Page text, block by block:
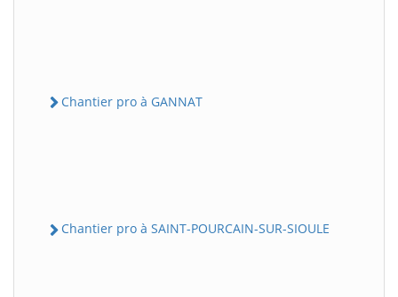
Chantier pro à GANNAT
Chantier pro à SAINT-POURCAIN-SUR-SIOULE